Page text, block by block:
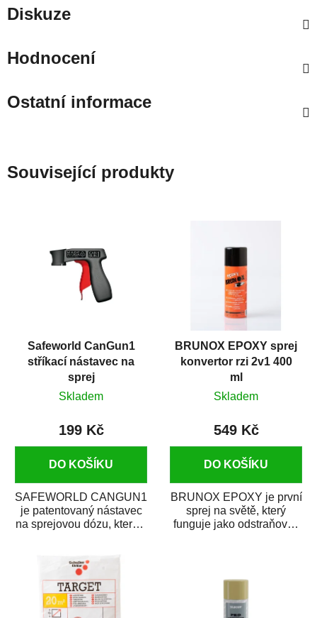
Diskuze
Hodnocení
Ostatní informace
Související produkty
Safeworld CanGun1
stříkací nástavec na
sprej
Skladem
199 Kč
DO KOŠÍKU
SAFEWORLD CANGUN1
je patentovaný nástavec
na sprejovou dózu, který ji
BRUNOX EPOXY sprej
konvertor rzi 2v1 400
ml
Skladem
549 Kč
DO KOŠÍKU
BRUNOX EPOXY je první
sprej na světě, který
funguje jako odstraňovač